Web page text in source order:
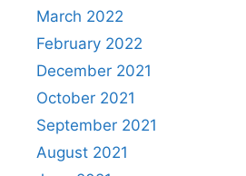
March 2022
February 2022
December 2021
October 2021
September 2021
August 2021